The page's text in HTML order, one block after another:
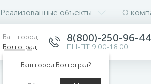
Реализованные объекты О
Ваш город:
Волгоград
Ваш город Волгоград?
8(800)-250-96-44
ПН-ПТ 9:00-18:00